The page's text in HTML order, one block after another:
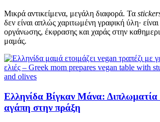
Μικρά αντικείμενα, μεγάλη διαφορά. Τα
δεν είναι απλώς χαριτωμένη γραφική ύλη·
οργάνωσης, έκφρασης και χαράς στην
μαμάς.
Ελληνίδα Βίγκαν Μάνα: Διπλωματία
αγάπη στην πράξη